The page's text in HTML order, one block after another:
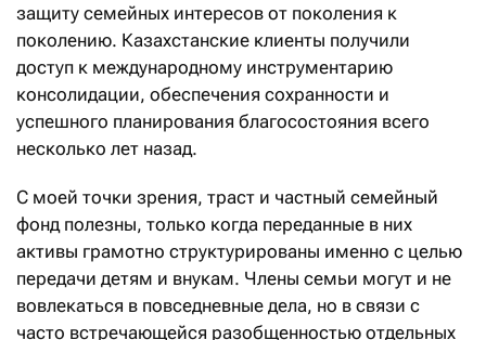
защиту семейных интересов от поколения к
поколению. Казахстанские клиенты получили
доступ к международному инструментарию
консолидации, обес­печения сохранности и
успешного планирования благосостояния всего
несколько лет назад.
С моей точки зрения, траст и частный семейный
фонд полезны, только когда переданные в них
активы грамотно структурированы именно с целью
передачи детям и внукам. Члены семьи могут и не
вовлекаться в повседневные дела, но в связи с
часто встречающейся разобщенностью отдельных